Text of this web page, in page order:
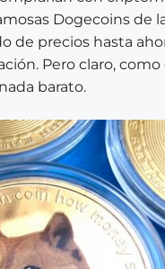
Dogecoins de
de precios hasta
Pero claro,
barato.